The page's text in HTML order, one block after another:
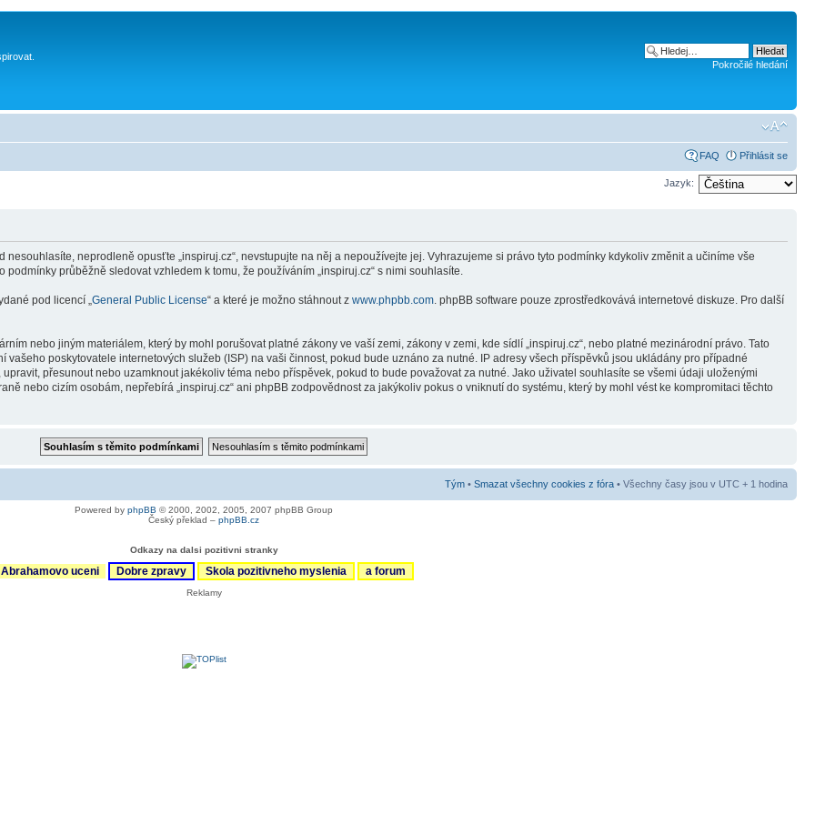
Pokročilé hledání
FAQ Přihlásit se
Jazyk:
neprodleně opusťte „inspiruj.cz“, nevstupujte na něj a nepoužívejte jej. Vyhrazujeme si právo tyto podmínky kdykoliv změnit a učiníme vše
průběžně sledovat vzhledem k tomu, že používáním „inspiruj.cz“ s nimi souhlasíte.
pod licencí „ General Public License“ a které je možno stáhnout z www.phpbb.com . phpBB software pouze zprostředkovává internetové diskuze. Pro další
nebo jiným materiálem, který by mohl porušovat platné zákony ve vaší zemi, zákony v zemi, kde sídlí „inspiruj.cz“, nebo platné mezinárodní právo. Tato
poskytovatele internetových služeb (ISP) na vaši činnost, pokud bude uznáno za nutné. IP adresy všech příspěvků jsou ukládány pro případné
přesunout nebo uzamknout jakékoliv téma nebo příspěvek, pokud to bude považovat za nutné. Jako uživatel souhlasíte se všemi údaji uloženými
nebo cizím osobám, nepřebírá „inspiruj.cz“ ani phpBB zodpovědnost za jakýkoliv pokus o vniknutí do systému, který by mohl vést ke kompromitaci těchto
Tým • Smazat všechny cookies z fóra • Všechny časy jsou v UTC + 1 hodina
Powered by phpBB © 2000, 2002, 2005, 2007 phpBB Group
Český překlad – phpBB.cz
Odkazy na dalsi pozitivni stranky
Abrahamovo uceni Dobre zpravy Skola pozitivneho myslenia a forum
Reklamy